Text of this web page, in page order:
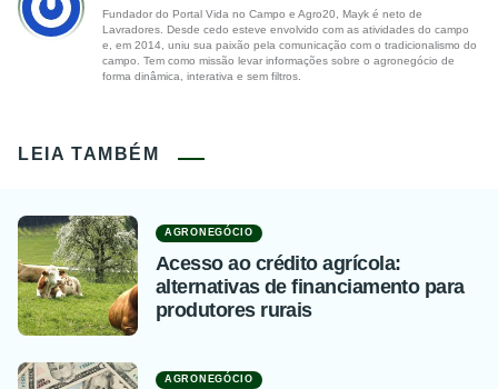
Fundador do Portal Vida no Campo e Agro20, Mayk é neto de
Lavradores. Desde cedo esteve envolvido com as atividades do campo
e, em 2014, uniu sua paixão pela comunicação com o tradicionalismo do
campo. Tem como missão levar informações sobre o agronegócio de
forma dinâmica, interativa e sem filtros.
LEIA TAMBÉM
AGRONEGÓCIO
Acesso ao crédito agrícola:
alternativas de financiamento para
produtores rurais
AGRONEGÓCIO